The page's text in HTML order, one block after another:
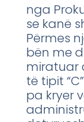
nga
se kanë
Përmes
bën me
miratuar
të tipit
pa kryer